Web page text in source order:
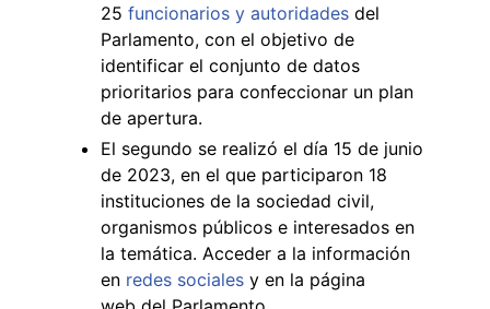
25 funcionarios y autoridades del
Parlamento, con el objetivo de
identificar el conjunto de datos
prioritarios para confeccionar un plan
de apertura.
El segundo se realizó el día 15 de junio
de 2023, en el que participaron 18
instituciones de la sociedad civil,
organismos públicos e interesados en
la temática. Acceder a la información
en redes sociales y en la página